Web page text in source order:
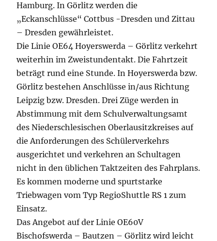
Hamburg. In Görlitz werden die
„Eckanschlüsse“ Cottbus -Dresden und Zittau
– Dresden gewährleistet.
Die Linie OE64 Hoyerswerda – Görlitz verkehrt
weiterhin im Zweistundentakt. Die Fahrtzeit
beträgt rund eine Stunde. In Hoyerswerda bzw.
Görlitz bestehen Anschlüsse in/aus Richtung
Leipzig bzw. Dresden. Drei Züge werden in
Abstimmung mit dem Schulverwaltungsamt
des Niederschlesischen Oberlausitzkreises auf
die Anforderungen des Schülerverkehrs
ausgerichtet und verkehren an Schultagen
nicht in den üblichen Taktzeiten des Fahrplans.
Es kommen moderne und spurtstarke
Triebwagen vom Typ RegioShuttle RS 1 zum
Einsatz.
Das Angebot auf der Linie OE60V
Bischofswerda – Bautzen – Görlitz wird leicht